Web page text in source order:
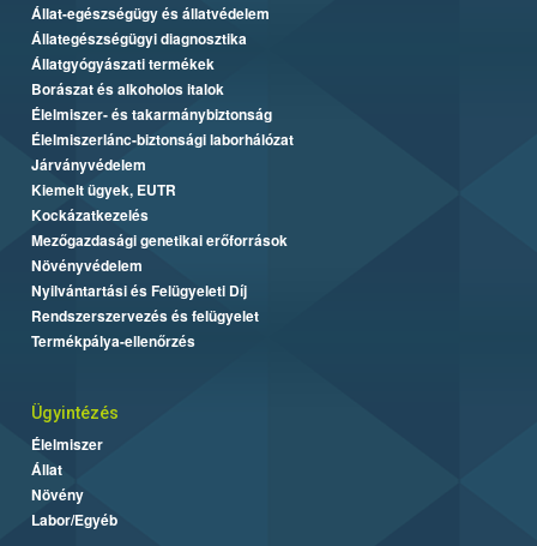
Állat-egészségügy és állatvédelem
Állategészségügyi diagnosztika
Állatgyógyászati termékek
Borászat és alkoholos italok
Élelmiszer- és takarmánybiztonság
Élelmiszerlánc-biztonsági laborhálózat
Járványvédelem
Kiemelt ügyek, EUTR
Kockázatkezelés
Mezőgazdasági genetikai erőforrások
Növényvédelem
Nyilvántartási és Felügyeleti Díj
Rendszerszervezés és felügyelet
Termékpálya-ellenőrzés
Ügyintézés
Élelmiszer
Állat
Növény
Labor/Egyéb